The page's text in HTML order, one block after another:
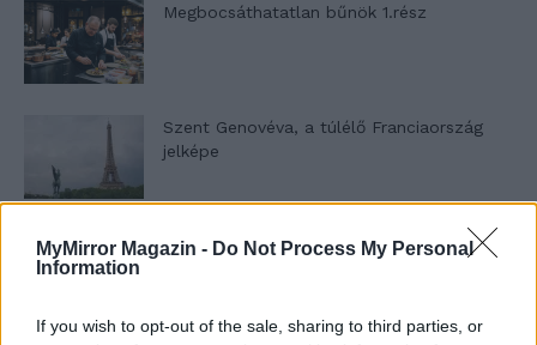
MyMirror Magazin - Do Not Process My Personal
Information
If you wish to opt-out of the sale, sharing to third parties, or
Megbocsáthatatlan bűnök 1.rész
Szent Genovéva, a túlélő Franciaország
jelképe
Minka 12. rész